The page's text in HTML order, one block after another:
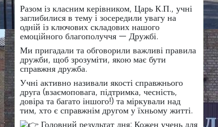
​Разом із класним керівником, Царь К.П., учні
заглибилися в тему і зосередили увагу на
одній із ключових складових нашого
емоційного благополуччя — Дружбі.
​Ми пригадали та обговорили важливі правила
дружби, щоб зрозуміти, якою має бути
справжня дружба.
​Учні активно називали якості справжнього
друга (взаємоповага, підтримка, чесність,
довіра та багато іншого!) та міркували над
тим, хто є справжнім другом у їхньому житті.
Головний результат дня: Кожен учень для